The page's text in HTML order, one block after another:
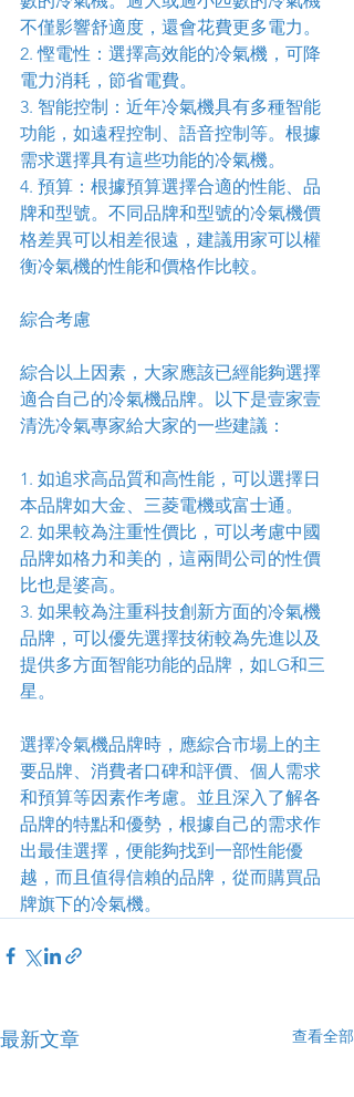
不僅影響舒適度，還會花費更多電力。
2. 慳電性：選擇高效能的冷氣機，可降
電力消耗，節省電費。
3. 智能控制：近年冷氣機具有多種智能
功能，如遠程控制、語音控制等。根據
需求選擇具有這些功能的冷氣機。
4. 預算：根據預算選擇合適的性能、品
牌和型號。不同品牌和型號的冷氣機價
格差異可以相差很遠，建議用家可以權
衡冷氣機的性能和價格作比較。
綜合考慮
綜合以上因素，大家應該已經能夠選擇
適合自己的冷氣機品牌。以下是壹家壹
清洗冷氣專家給大家的一些建議：
1. 如追求高品質和高性能，可以選擇日
本品牌如大金、三菱電機或富士通。
2. 如果較為注重性價比，可以考慮中國
品牌如格力和美的，這兩間公司的性價
比也是婆高。
3. 如果較為注重科技創新方面的冷氣機
品牌，可以優先選擇技術較為先進以及
提供多方面智能功能的品牌，如LG和三
星。
選擇冷氣機品牌時，應綜合市場上的主
要品牌、消費者口碑和評價、個人需求
和預算等因素作考慮。並且深入了解各
品牌的特點和優勢，根據自己的需求作
出最佳選擇，便能夠找到一部性能優
越，而且值得信賴的品牌，從而購買品
牌旗下的冷氣機。
最新文章 查看全部